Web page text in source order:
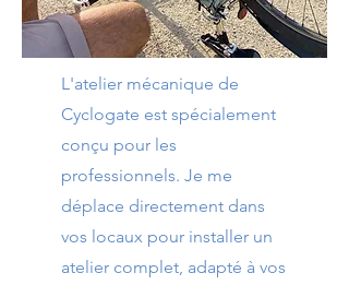
L'atelier mécanique de
Cyclogate est spécialement
conçu pour les
professionnels. Je me
déplace directement dans
vos locaux pour installer un
atelier complet, adapté à vos